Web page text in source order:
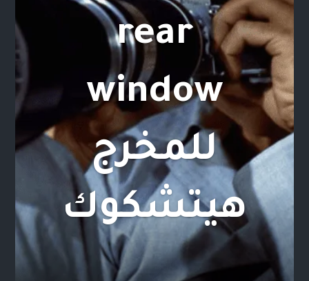
rear
window
للمخرج
هيتشكوك